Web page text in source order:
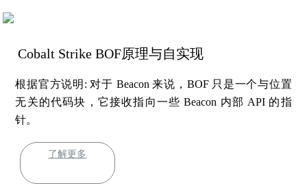
Cobalt Strike BOF原理与自实现
根据官方说明: 对于 Beacon 来说，BOF 只是一个与位置
无关的代码块，它接收指向一些 Beacon 内部 API 的指
针。
了解更多